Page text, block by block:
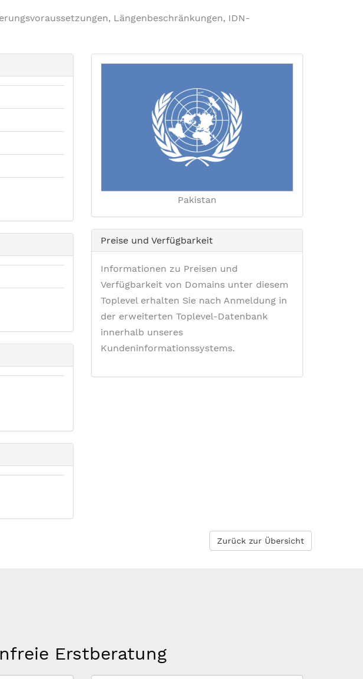
Längenbeschränkungen, IDN-
Pakistan
Preise und Verfügbarkeit
Informationen zu Preisen und
Verfügbarkeit von Domains unter diesem
Toplevel erhalten Sie nach Anmeldung in
der erweiterten Toplevel-Datenbank
innerhalb unseres
Kundeninformationssystems.
Zurück zur Übersicht
Erstberatung